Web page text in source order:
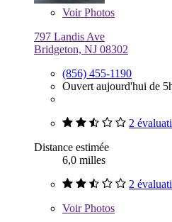
VoirPhotos
797 Landis Ave
Bridgeton, NJ 08302
(856) 455-1190
Ouvert aujourd'hui de
2
Distance estimée
6,0 milles
2
VoirPhotos